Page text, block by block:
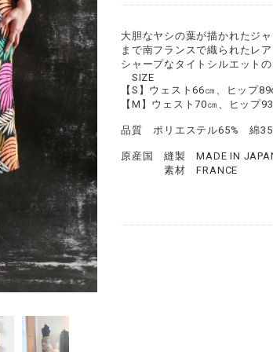
大胆なヤシの葉が描かれたジ
まで南フランスで織られたレ
シャープなタイトシルエット
SIZE
【S】ウェスト66㎝、ヒップ
【M】ウェスト70㎝、ヒップ
品質 ポリエステル65% 綿
原産国 縫製 MADE IN
素材 FRANCE